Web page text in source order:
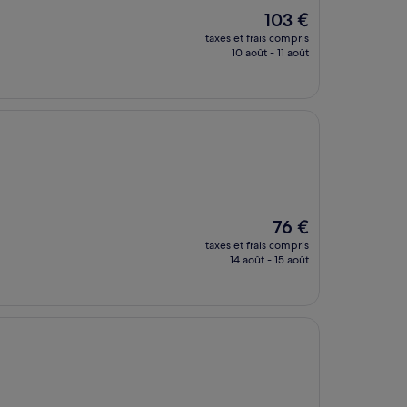
Le
nouveau
prix
103 €
taxes et frais compris
10 août - 11 août
Le
nouveau
prix
76 €
taxes et frais compris
14 août - 15 août